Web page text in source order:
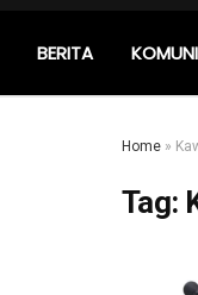
BERITA
Home »
Tag: